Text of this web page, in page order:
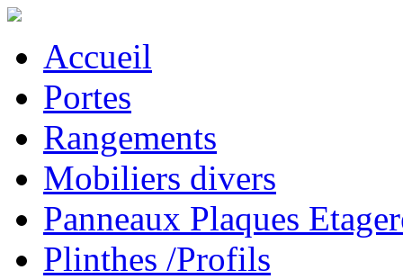
Accueil
Portes
Rangements
Mobiliers divers
Panneaux Plaques
Plinthes /Profils